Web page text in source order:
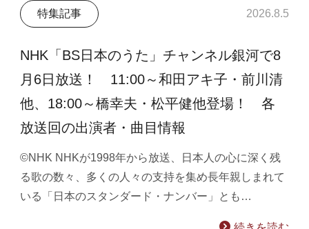
特集記事 2026.8.5
NHK「BS日本のうた」チャンネル銀河で8
月6日放送！ 11:00～和田アキ子・前川清
他、18:00～橋幸夫・松平健他登場！ 各
放送回の出演者・曲目情報
©NHK NHKが1998年から放送、日本人の心に深く残
る歌の数々、多くの人々の支持を集め長年親しまれて
いる「日本のスタンダード・ナンバー」とも…